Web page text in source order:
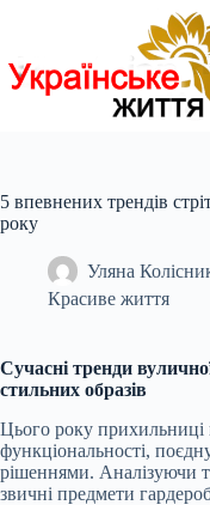
5 впевнених трендів
року
Уляна
Красиве життя
Сучасні тренди
стильних образів
Цього року прихильниці
функціональності,
рішеннями. Аналізуючи
звичні предмети